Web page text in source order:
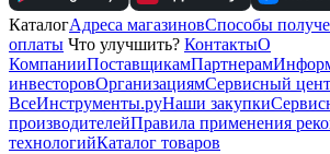
КаталогАдреса магазиновСпособы
оплаты Что улучшить? КонтактыО
КомпанииПоставщикамПартнерам
инвесторовОрганизациямСервисный
ВсеИнструменты.руНаши закупки
производителейПравила применения
технологийКаталог товаров